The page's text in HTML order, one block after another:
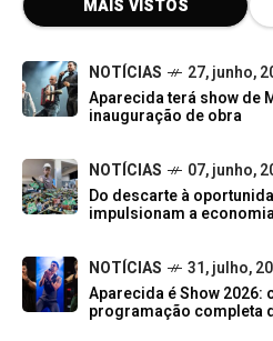
MAIS VISTOS
NOTÍCIAS
27, junho,
Aparecida terá show de
inauguração de obra
NOTÍCIAS
07, junho,
Do descarte à
impulsionam a
NOTÍCIAS
31, julho,
Aparecida é Show
programação completa